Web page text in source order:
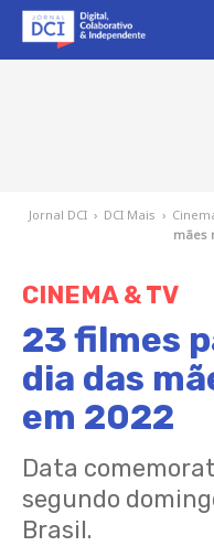
Jornal DCI › DCI Mais ›
mães
CINEMA & TV
23 filmes
dia das
em 2022
Data
segundo
Brasil.